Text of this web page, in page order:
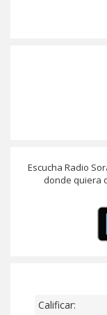
Escucha Radio
donde quiera
Calificar: